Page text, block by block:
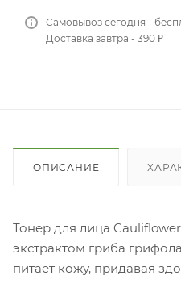
Самовывоз сегодня -
Доставка завтра - 390 ₽
ОПИСАНИЕ
Тонер для лица
экстрактом гриба
питает кожу, придавая